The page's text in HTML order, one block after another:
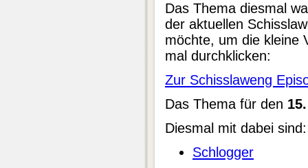
Das Thema diesmal
der aktuellen
möchte, um die kleine
mal durchklicken:
Zur Schisslaweng
Das Thema für den
Diesmal mit dabei sind:
Schlogger